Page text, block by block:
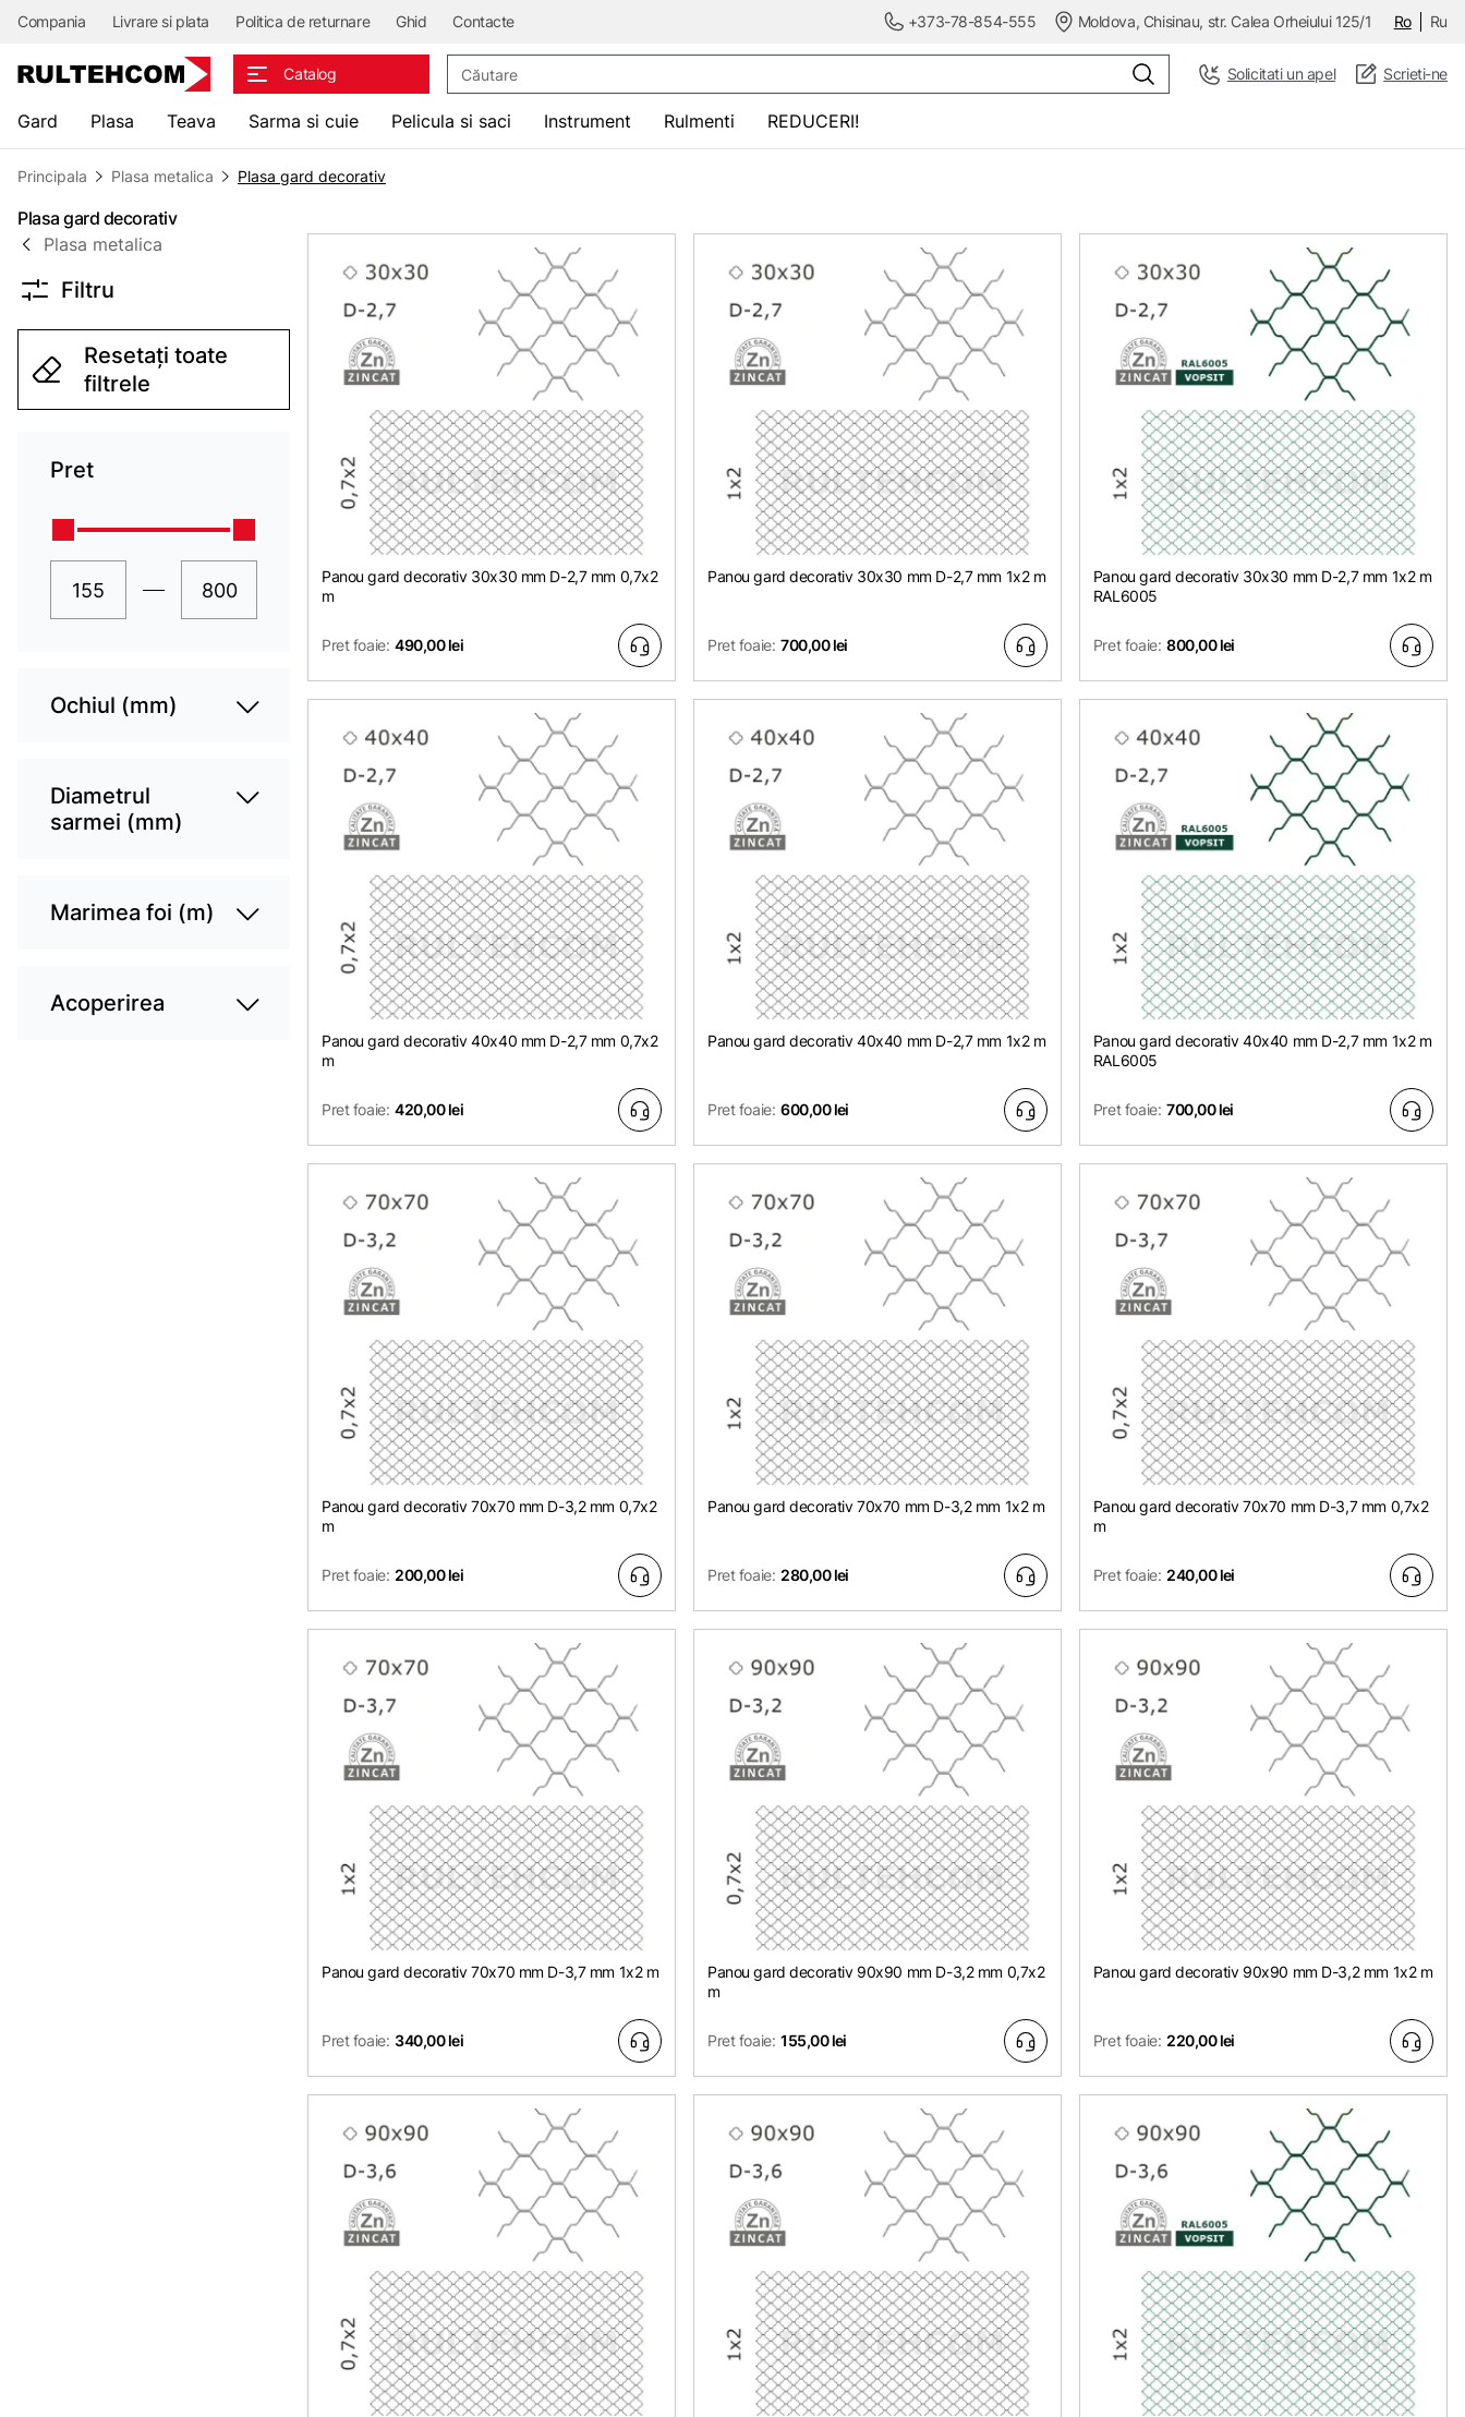
Compania Livrare si plata Politica de returnare Ghid Contacte +373-78-854-555 Moldova, Chisinau, str. Calea Orheiului 125/1 Ro Ru
Catalog Solicitati un apel Scrieti-ne
Gard Plasa Teava Sarma si cuie Pelicula si saci Instrument Rulmenti REDUCERI!
Principala Plasa metalica Plasa gard decorativ
Plasa gard decorativ
Plasa metalica
Filtru
Resetați toate
filtrele
Pret
Ochiul (mm)
Diametrul
sarmei (mm)
Marimea foi (m)
Acoperirea
Panou gard decorativ 30x30 mm D-2,7 mm 0,7х2
m
Pret foaie: 490,00 lei
Panou gard decorativ 30x30 mm D-2,7 mm 1х2 m
Pret foaie: 700,00 lei
Panou gard decorativ 30x30 mm D-2,7 mm 1х2 m
RAL6005
Pret foaie: 800,00 lei
Panou gard decorativ 40x40 mm D-2,7 mm 0,7х2
m
Pret foaie: 420,00 lei
Panou gard decorativ 40x40 mm D-2,7 mm 1х2 m
Pret foaie: 600,00 lei
Panou gard decorativ 40x40 mm D-2,7 mm 1х2 m
RAL6005
Pret foaie: 700,00 lei
Panou gard decorativ 70x70 mm D-3,2 mm 0,7х2
m
Pret foaie: 200,00 lei
Panou gard decorativ 70x70 mm D-3,2 mm 1х2 m
Pret foaie: 280,00 lei
Panou gard decorativ 70x70 mm D-3,7 mm 0,7х2
m
Pret foaie: 240,00 lei
Panou gard decorativ 70x70 mm D-3,7 mm 1х2 m
Pret foaie: 340,00 lei
Panou gard decorativ 90x90 mm D-3,2 mm 0,7х2
m
Pret foaie: 155,00 lei
Panou gard decorativ 90x90 mm D-3,2 mm 1х2 m
Pret foaie: 220,00 lei